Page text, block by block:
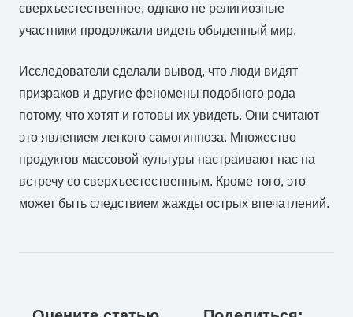
сверхъестественное, однако не религиозные
участники продолжали видеть обыденный мир.
Исследователи сделали вывод, что люди видят
призраков и другие феномены подобного рода
потому, что хотят и готовы их увидеть. Они считают
это явлением легкого самогипноза. Множество
продуктов массовой культуры настраивают нас на
встречу со сверхъестественным. Кроме того, это
может быть следствием жажды острых впечатлений.